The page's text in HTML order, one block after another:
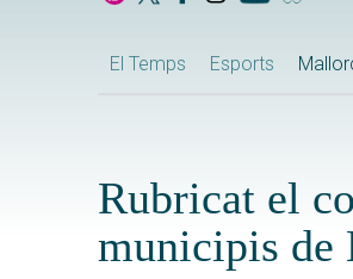
El Temps Esports
Rubricat el
municipis de